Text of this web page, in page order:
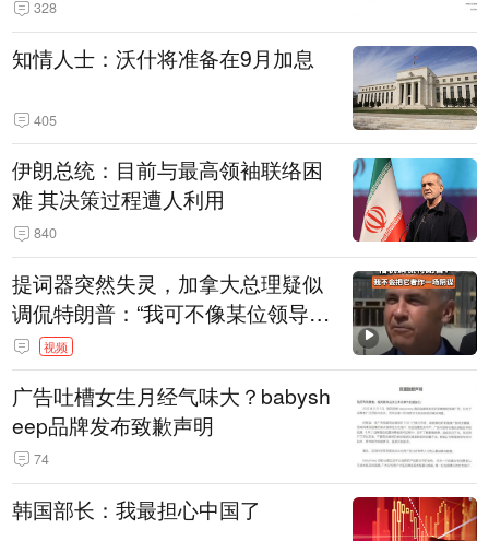
328
知情人士：沃什将准备在9月加息
405
伊朗总统：目前与最高领袖联络困
难 其决策过程遭人利用
840
提词器突然失灵，加拿大总理疑似
调侃特朗普：“我可不像某位领导
人，把这当成一场阴谋”，全场哄笑
视频
广告吐槽女生月经气味大？babysh
eep品牌发布致歉声明
74
韩国部长：我最担心中国了